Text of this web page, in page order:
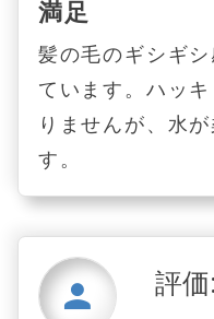
満足
髪の毛のギシギ
ています。ハッ
りませんが、水
す。
person 評価: